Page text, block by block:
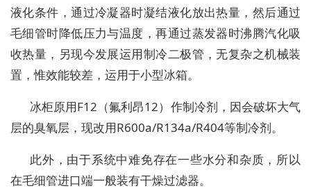
液化条件，通过冷凝器时凝结液化放出热量，然后通过
毛细管时降低压力与温度，再通过蒸发器时沸腾汽化吸
收热量，另现今发展运用制冷二极管，无复杂之机械装
置，惟效能较差，运用于小型冰箱。
冰柜原用F12（氟利昂12）作制冷剂，因会破坏大气
层的臭氧层，现改用R600a/R134a/R404等制冷剂。
此外，由于系统中难免存在一些水分和杂质，所以
在毛细管进口端一般装有干燥过滤器。